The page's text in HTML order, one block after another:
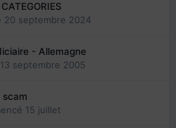
20 septembre 2024
- Allemagne
13 septembre 2005
scam
15 juillet